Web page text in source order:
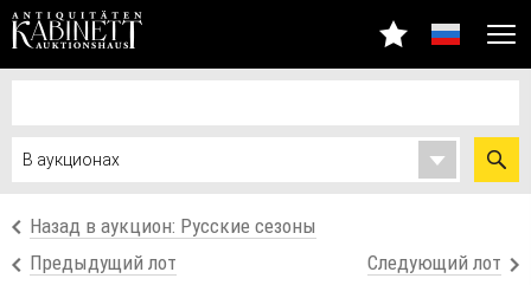
Назад в аукцион: Русские сезоны
Предыдущий лот
Следующий лот